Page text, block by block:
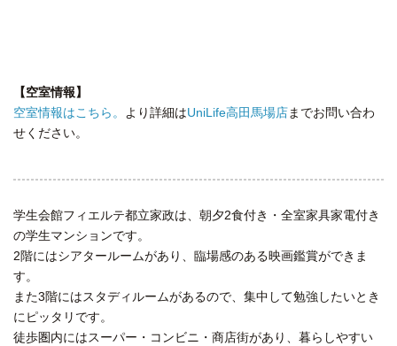
【空室情報】
空室情報はこちら。 より詳細はUniLife高田馬場店までお問い合わ
せください。
学生会館フィエルテ都立家政は、朝夕2食付き・全室家具家電付き
の学生マンションです。
2階にはシアタールームがあり、臨場感のある映画鑑賞ができま
す。
また3階にはスタディルームがあるので、集中して勉強したいとき
にピッタリです。
徒歩圏内にはスーパー・コンビニ・商店街があり、暮らしやすい